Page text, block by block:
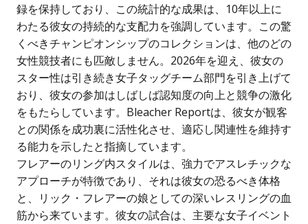
録を保持しており、この統計的な成果は、10年以上に
わたる彼女の持続的な支配力を強調しています。この驚
くべきチャンピオンシップのコレクションは、他のどの
女性競技者にも匹敵しません。2026年を迎え、彼女の
スター性は引き続き女子タッグチーム部門を引き上げて
おり、彼女の参加はしばしば認知度の向上と競争の激化
をもたらしています。Bleacher Reportは、彼女が観客
との関係を成功裏に活性化させ、適応し関連性を維持す
る能力を示したと指摘しています。
フレアーのリング内スタイルは、強力でアスレチックな
アプローチが特徴であり、それは彼女の恐るべき体格
と、リック・フレアーの娘としての深いレスリングの血
筋から来ています。彼女の試合は、主要な女子イベント